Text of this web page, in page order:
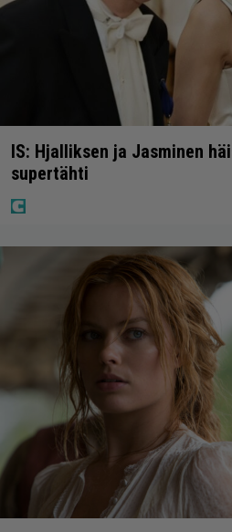
IS: Hjalliksen ja Jasminen
supertähti